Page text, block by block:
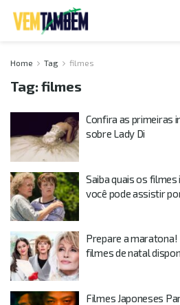
Home Tag filmes
Tag: filmes
Confira as primeiras
sobre Lady Di
Saiba quais os filmes
você pode assistir
Prepare a
filmes de natal
Filmes Japoneses